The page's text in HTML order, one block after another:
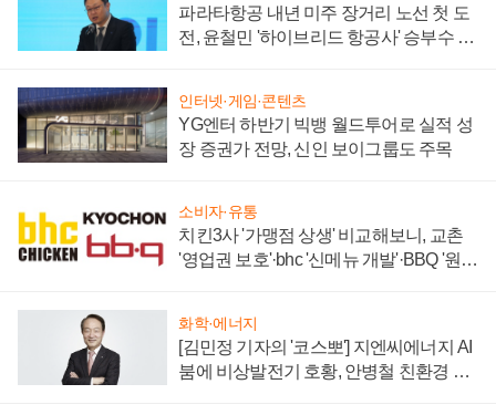
파라타항공 내년 미주 장거리 노선 첫 도
전, 윤철민 '하이브리드 항공사' 승부수 통
인터넷·게임·콘텐츠
YG엔터 하반기 빅뱅 월드투어로 실적 성
장 증권가 전망, 신인 보이그룹도 주목
소비자·유통
치킨3사 '가맹점 상생' 비교해보니, 교촌
'영업권 보호'·bhc '신메뉴 개발'·BBQ '원가
화학·에너지
[김민정 기자의 '코스뽀'] 지엔씨에너지 AI
붐에 비상발전기 호황, 안병철 친환경 에